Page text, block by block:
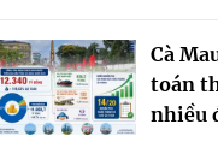
Cà
toán
nhiều